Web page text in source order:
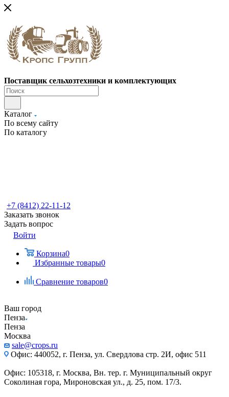
Поставщик сельхозтехники и комплектующих
Каталог
По всему сайту
По каталогу
+7 (8412) 22-11-12
Заказать звонок
Задать вопрос
Войти
Корзина0
Избранные товары0
Сравнение товаров0
Ваш город
Пенза
Пенза
Москва
sale@crops.ru
Офис: 440052, г. Пенза, ул. Свердлова стр. 2И, офис 511
Офис: 105318, г. Москва, Вн. тер. г. Муниципальный округ
Соколиная гора, Мироновская ул., д. 25, пом. 17/3.